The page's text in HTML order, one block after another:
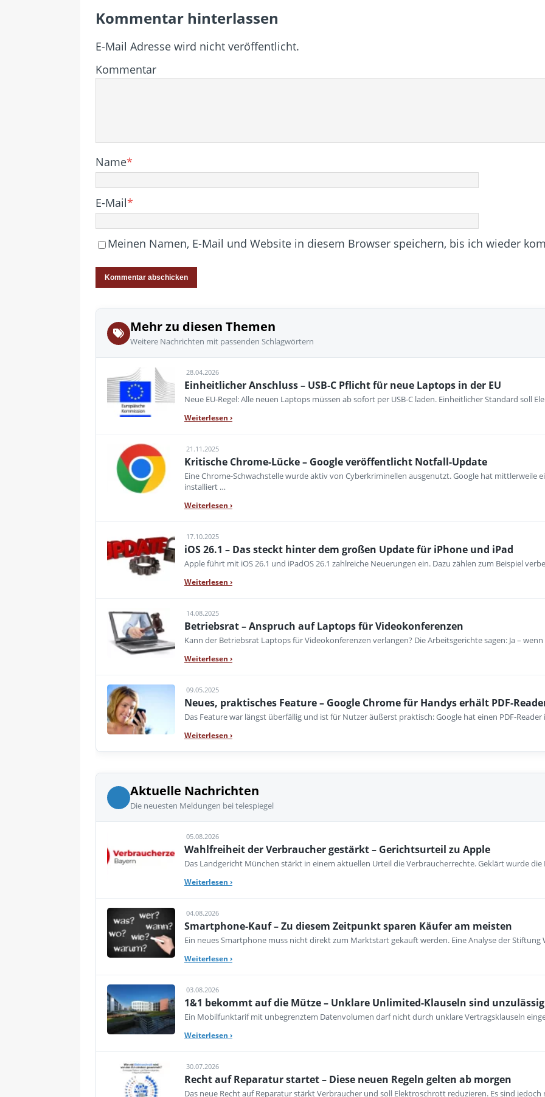
Kommentar hinterlassen
E-Mail Adresse wird nicht veröffentlicht.
Kommentar
Name*
E-Mail*
Meinen Namen, E-Mail und Website in diesem Browser speichern, bis ich wieder
Mehr zu diesen Themen
Weitere Nachrichten mit passenden Schlagwörtern
28.04.2026
Einheitlicher Anschluss – USB‑C Pflicht für neue Laptops in der EU
Neue EU-Regel: Alle neuen Laptops müssen ab sofort per USB-C laden. Einheitlicher Standard soll
Weiterlesen ›
21.11.2025
Kritische Chrome-Lücke – Google veröffentlicht Notfall-Update
Eine Chrome-Schwachstelle wurde aktiv von Cyberkriminellen ausgenutzt. Google hat mittlerweile
installiert …
Weiterlesen ›
17.10.2025
iOS 26.1 – Das steckt hinter dem großen Update für iPhone und iPad
Apple führt mit iOS 26.1 und iPadOS 26.1 zahlreiche Neuerungen ein. Dazu zählen zum Beispiel
Weiterlesen ›
14.08.2025
Betriebsrat – Anspruch auf Laptops für Videokonferenzen
Kann der Betriebsrat Laptops für Videokonferenzen verlangen? Die Arbeitsgerichte sagen: Ja –
Weiterlesen ›
09.05.2025
Neues, praktisches Feature – Google Chrome für Handys erhält PDF-
Das Feature war längst überfällig und ist für Nutzer äußerst praktisch: Google hat einen PDF-Reader
Weiterlesen ›
Aktuelle Nachrichten
Die neuesten Meldungen bei telespiegel
05.08.2026
Wahlfreiheit der Verbraucher gestärkt – Gerichtsurteil zu Apple
Das Landgericht München stärkt in einem aktuellen Urteil die Verbraucherrechte. Geklärt wurde die
Weiterlesen ›
04.08.2026
Smartphone-Kauf – Zu diesem Zeitpunkt sparen Käufer am meisten
Ein neues Smartphone muss nicht direkt zum Marktstart gekauft werden. Eine Analyse der Stiftung
Weiterlesen ›
03.08.2026
1&1 bekommt auf die Mütze – Unklare Unlimited-Klauseln sind unzulässig
Ein Mobilfunktarif mit unbegrenztem Datenvolumen darf nicht durch unklare Vertragsklauseln
Weiterlesen ›
30.07.2026
Recht auf Reparatur startet – Diese neuen Regeln gelten ab morgen
Das neue Recht auf Reparatur stärkt Verbraucher und soll Elektroschrott reduzieren. Es sind jedoch